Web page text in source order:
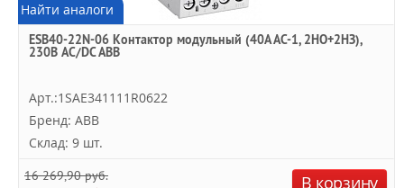
Найти аналоги
ESB40-22N-06 Контактор модульный (40А АС-1, 2НО+2НЗ),
230В AC/DC ABB
Арт.:1SAE341111R0622
Бренд: ABB
Склад: 9 шт.
16 269,90 руб.
В корзину